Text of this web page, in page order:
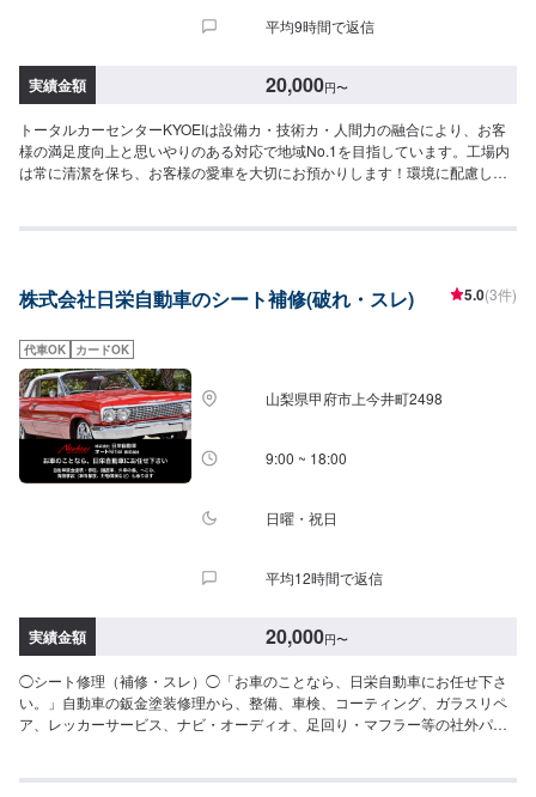
平均9時間で返信
実績金額 20,000円〜
トータルカーセンターKYOEIは設備カ・技術カ・人間力の融合により、お客
様の満足度向上と思いやりのある対応で地域No.1を目指しています。工場内
は常に清潔を保ち、お客様の愛車を大切にお預かりします！環境に配慮した
い！-----納期について-----納期は通常2日～5日程度で納車となります。納期は
車について-----無料の代車をご用意しています。お車の作業中は代車をご利用
時の注意、受付方法-----県道22号から青葉町交差点を南に曲がり、200ｍ直進
その後右折すると前方右側20ｍの位置にございます。入庫の際はお気をつけ
てお越しください。駐車スペースは事務所前の空いているスペースに駐車し
てください。受付はスタッフへ「メンテモで予約しました」とお伝えくださ
い。ご案内いたします。-----ご利用可能なお支払い方法------現金-ローン-クレ
ジットカード（VISA・Mastercard・JCB・AmericanExpress・Diners）
株式会社日栄自動車のシート補修(破れ・スレ) 5.0(3件)
代車OK カードOK
山梨県甲府市上今井町2498
9:00 ~ 18:00
日曜・祝日
平均12時間で返信
実績金額 20,000円〜
◯シート修理（補修・スレ）◯「お車のことなら、日栄自動車にお任せ下さ
い。」自動車の鈑金塗装修理から、整備、車検、コーティング、ガラスリペ
ア、レッカーサービス、ナビ・オーディオ、足回り・マフラー等の社外パー
ります。こすり傷、へこみ、クリア剥げを鈑金で修理いたします。--------------